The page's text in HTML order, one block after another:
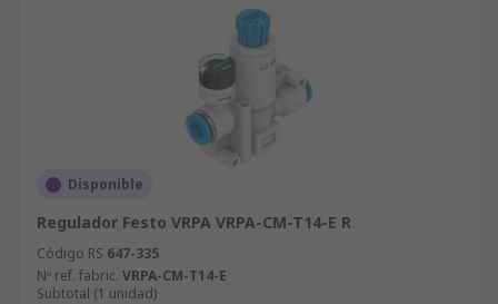
Disponible
Regulador Festo VRPA VRPA-CM-T14-E R
Código RS 647-335
Nº ref. fabric. VRPA-CM-T14-E
Subtotal (1 unidad)